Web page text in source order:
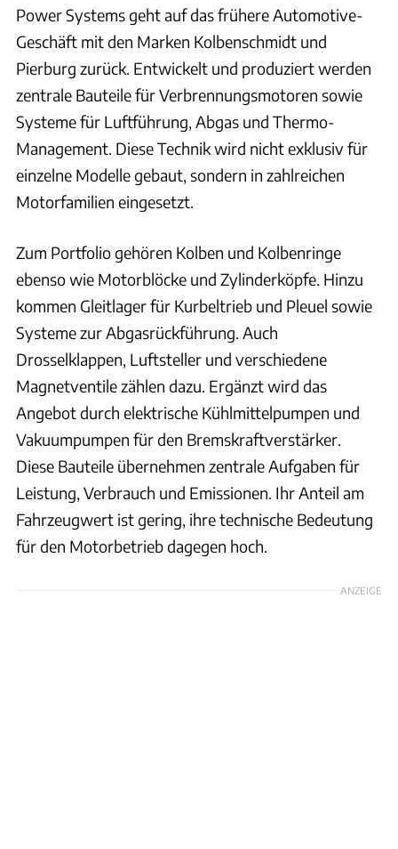
Power Systems geht auf das frühere Automotive-
Geschäft mit den Marken Kolbenschmidt und
Pierburg zurück. Entwickelt und produziert werden
zentrale Bauteile für Verbrennungsmotoren sowie
Systeme für Luftführung, Abgas und Thermo-
Management. Diese Technik wird nicht exklusiv für
einzelne Modelle gebaut, sondern in zahlreichen
Motorfamilien eingesetzt.
Zum Portfolio gehören Kolben und Kolbenringe
ebenso wie Motorblöcke und Zylinderköpfe. Hinzu
kommen Gleitlager für Kurbeltrieb und Pleuel sowie
Systeme zur Abgasrückführung. Auch
Drosselklappen, Luftsteller und verschiedene
Magnetventile zählen dazu. Ergänzt wird das
Angebot durch elektrische Kühlmittelpumpen und
Vakuumpumpen für den Bremskraftverstärker.
Diese Bauteile übernehmen zentrale Aufgaben für
Leistung, Verbrauch und Emissionen. Ihr Anteil am
Fahrzeugwert ist gering, ihre technische Bedeutung
für den Motorbetrieb dagegen hoch.
ANZEIGE